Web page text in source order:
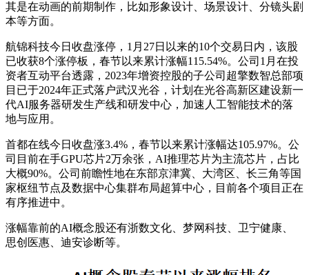
其是在动画的前期制作，比如形象设计、场景设计、分镜头剧
本等方面。
航锦科技今日收盘涨停，1月27日以来的10个交易日内，该股
已收获8个涨停板，春节以来累计涨幅115.54%。公司1月在投
资者互动平台透露，2023年增资控股的子公司超擎数智总部项
目已于2024年正式落户武汉光谷，计划在光谷高新区建设新一
代AI服务器研发生产线和研发中心，加速人工智能技术的落
地与应用。
首都在线今日收盘涨3.4%，春节以来累计涨幅达105.97%。公
司目前在手GPU芯片2万余张，AI推理芯片为主流芯片，占比
大概90%。公司前瞻性地在东部京津冀、大湾区、长三角等国
家枢纽节点及数据中心集群布局超算中心，目前各个项目正在
有序推进中。
涨幅靠前的AI概念股还有浙数文化、梦网科技、卫宁健康、
思创医惠、迪安诊断等。